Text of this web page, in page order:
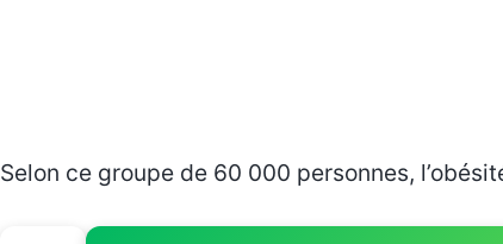
Selon ce groupe de 60 000 personnes,